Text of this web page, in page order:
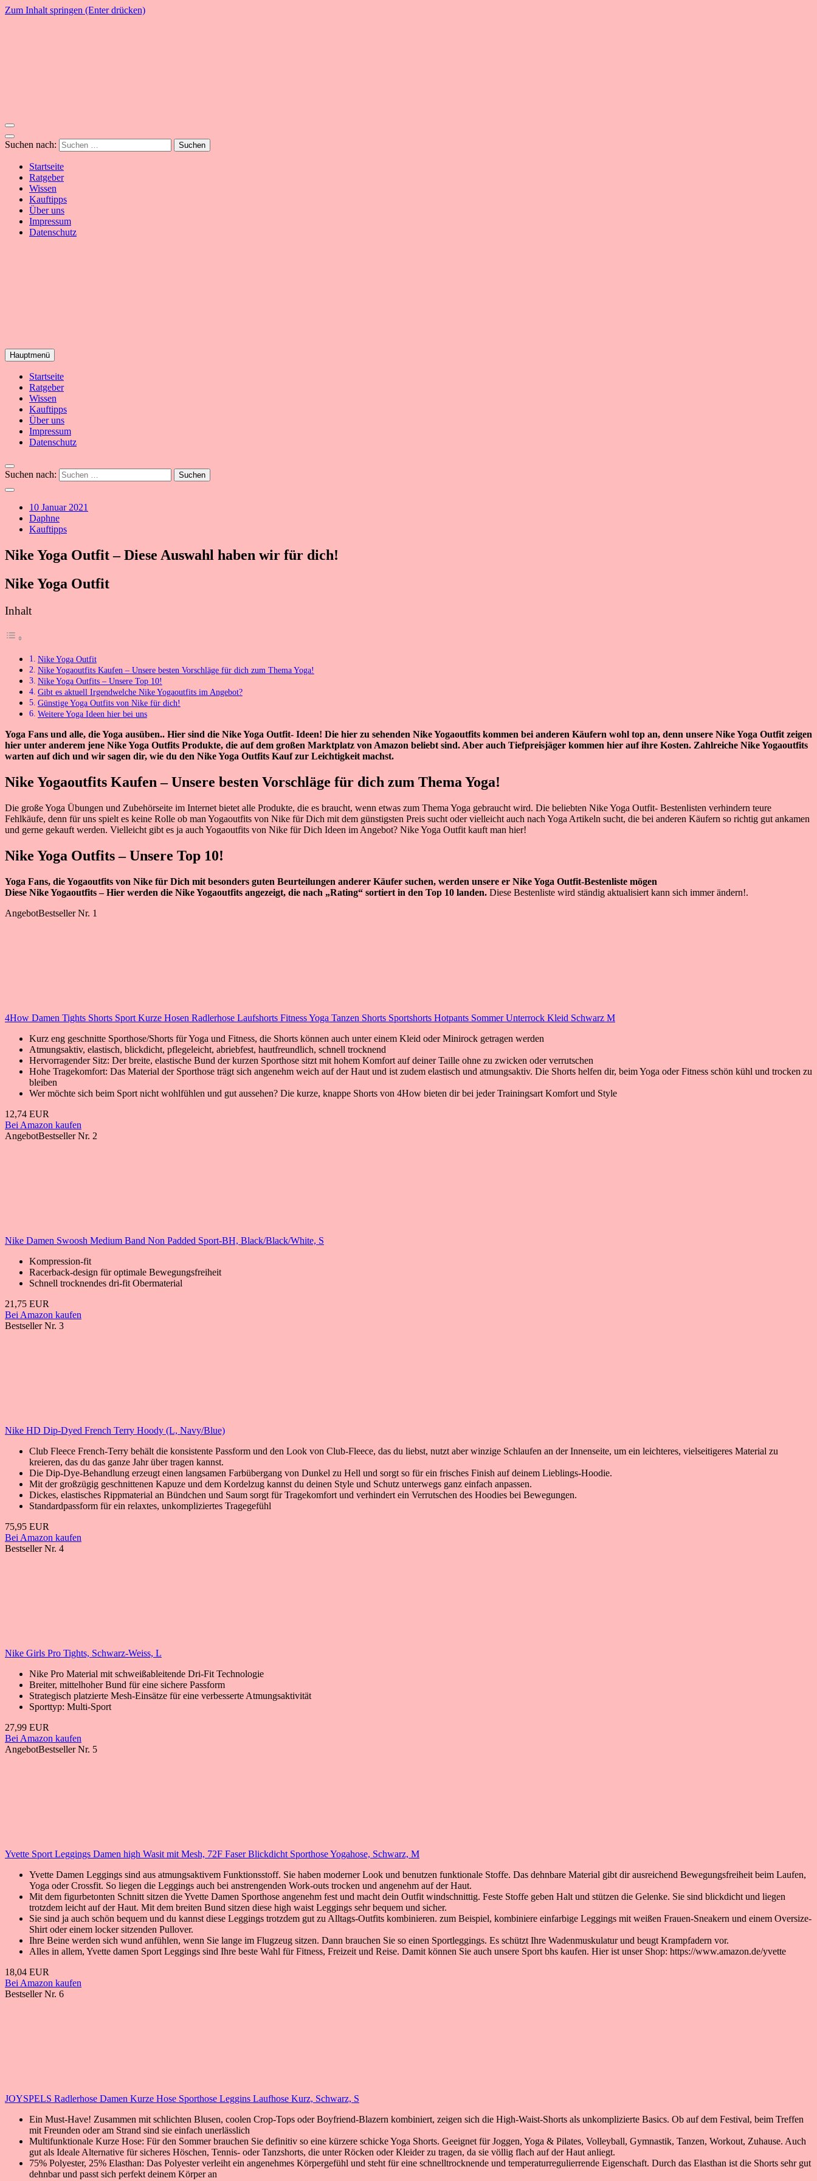
Zum Inhalt springen (Enter drücken)
Suchen nach:
Startseite
Ratgeber
Wissen
Kauftipps
Über uns
Impressum
Datenschutz
YogaSummer
Yoga – Alles dazu!
Hauptmenü
Startseite
Ratgeber
Wissen
Kauftipps
Über uns
Impressum
Datenschutz
Suchen nach:
10 Januar 2021
Daphne
Kauftipps
Nike Yoga Outfit – Diese Auswahl haben wir für dich!
Nike Yoga Outfit
Inhalt
Nike Yoga Outfit
Nike Yogaoutfits Kaufen – Unsere besten Vorschläge für dich zum Thema Yoga!
Nike Yoga Outfits – Unsere Top 10!
Gibt es aktuell Irgendwelche Nike Yogaoutfits im Angebot?
Günstige Yoga Outfits von Nike für dich!
Weitere Yoga Ideen hier bei uns
Yoga Fans und alle, die Yoga ausüben.. Hier sind die Nike Yoga Outfit- Ideen! Die hier zu sehenden Nike Yogaoutfits kommen bei anderen Käufern wohl top an, denn unsere Nike Yoga Outfit zeigen
hier unter anderem jene Nike Yoga Outfits Produkte, die auf dem großen Marktplatz von Amazon beliebt sind. Aber auch Tiefpreisjäger kommen hier auf ihre Kosten. Zahlreiche Nike Yogaoutfits
warten auf dich und wir sagen dir, wie du den Nike Yoga Outfits Kauf zur Leichtigkeit machst.
Nike Yogaoutfits Kaufen – Unsere besten Vorschläge für dich zum Thema Yoga!
Die große Yoga Übungen und Zubehörseite im Internet bietet alle Produkte, die es braucht, wenn etwas zum Thema Yoga gebraucht wird. Die beliebten Nike Yoga Outfit- Bestenlisten verhindern teure
Fehlkäufe, denn für uns spielt es keine Rolle ob man Yogaoutfits von Nike für Dich mit dem günstigsten Preis sucht oder vielleicht auch nach Yoga Artikeln sucht, die bei anderen Käufern so richtig gut ankamen
und gerne gekauft werden. Vielleicht gibt es ja auch Yogaoutfits von Nike für Dich Ideen im Angebot? Nike Yoga Outfit kauft man hier!
Nike Yoga Outfits – Unsere Top 10!
Yoga Fans, die Yogaoutfits von Nike für Dich mit besonders guten Beurteilungen anderer Käufer suchen, werden unsere er Nike Yoga Outfit-Bestenliste mögen
Diese Nike Yogaoutfits – Hier werden die Nike Yogaoutfits angezeigt, die nach „Rating“ sortiert in den Top 10 landen. Diese Bestenliste wird ständig aktualisiert kann sich immer ändern!.
AngebotBestseller Nr. 1
4How Damen Tights Shorts Sport Kurze Hosen Radlerhose Laufshorts Fitness Yoga Tanzen Shorts Sportshorts Hotpants Sommer Unterrock Kleid Schwarz M
Kurz eng geschnitte Sporthose/Shorts für Yoga und Fitness, die Shorts können auch unter einem Kleid oder Minirock getragen werden
Atmungsaktiv, elastisch, blickdicht, pflegeleicht, abriebfest, hautfreundlich, schnell trocknend
Hervorragender Sitz: Der breite, elastische Bund der kurzen Sporthose sitzt mit hohem Komfort auf deiner Taille ohne zu zwicken oder verrutschen
Hohe Tragekomfort: Das Material der Sporthose trägt sich angenehm weich auf der Haut und ist zudem elastisch und atmungsaktiv. Die Shorts helfen dir, beim Yoga oder Fitness schön kühl und trocken zu
bleiben
Wer möchte sich beim Sport nicht wohlfühlen und gut aussehen? Die kurze, knappe Shorts von 4How bieten dir bei jeder Trainingsart Komfort und Style
12,74 EUR
Bei Amazon kaufen
AngebotBestseller Nr. 2
Nike Damen Swoosh Medium Band Non Padded Sport-BH, Black/Black/White, S
Kompression-fit
Racerback-design für optimale Bewegungsfreiheit
Schnell trocknendes dri-fit Obermaterial
21,75 EUR
Bei Amazon kaufen
Bestseller Nr. 3
Nike HD Dip-Dyed French Terry Hoody (L, Navy/Blue)
Club Fleece French-Terry behält die konsistente Passform und den Look von Club-Fleece, das du liebst, nutzt aber winzige Schlaufen an der Innenseite, um ein leichteres, vielseitigeres Material zu
kreieren, das du das ganze Jahr über tragen kannst.
Die Dip-Dye-Behandlung erzeugt einen langsamen Farbübergang von Dunkel zu Hell und sorgt so für ein frisches Finish auf deinem Lieblings-Hoodie.
Mit der großzügig geschnittenen Kapuze und dem Kordelzug kannst du deinen Style und Schutz unterwegs ganz einfach anpassen.
Dickes, elastisches Rippmaterial an Bündchen und Saum sorgt für Tragekomfort und verhindert ein Verrutschen des Hoodies bei Bewegungen.
Standardpassform für ein relaxtes, unkompliziertes Tragegefühl
75,95 EUR
Bei Amazon kaufen
Bestseller Nr. 4
Nike Girls Pro Tights, Schwarz-Weiss, L
Nike Pro Material mit schweißableitende Dri-Fit Technologie
Breiter, mittelhoher Bund für eine sichere Passform
Strategisch platzierte Mesh-Einsätze für eine verbesserte Atmungsaktivität
Sporttyp: Multi-Sport
27,99 EUR
Bei Amazon kaufen
AngebotBestseller Nr. 5
Yvette Sport Leggings Damen high Wasit mit Mesh, 72F Faser Blickdicht Sporthose Yogahose, Schwarz, M
Yvette Damen Leggings sind aus atmungsaktivem Funktionsstoff. Sie haben moderner Look und benutzen funktionale Stoffe. Das dehnbare Material gibt dir ausreichend Bewegungsfreiheit beim Laufen,
Yoga oder Crossfit. So liegen die Leggings auch bei anstrengenden Work-outs trocken und angenehm auf der Haut.
Mit dem figurbetonten Schnitt sitzen die Yvette Damen Sporthose angenehm fest und macht dein Outfit windschnittig. Feste Stoffe geben Halt und stützen die Gelenke. Sie sind blickdicht und liegen
trotzdem leicht auf der Haut. Mit dem breiten Bund sitzen diese high waist Leggings sehr bequem und sicher.
Sie sind ja auch schön bequem und du kannst diese Leggings trotzdem gut zu Alltags-Outfits kombinieren. zum Beispiel, kombiniere einfarbige Leggings mit weißen Frauen-Sneakern und einem Oversize-
Shirt oder einem locker sitzenden Pullover.
Ihre Beine werden sich wund anfühlen, wenn Sie lange im Flugzeug sitzen. Dann brauchen Sie so einen Sportleggings. Es schützt Ihre Wadenmuskulatur und beugt Krampfadern vor.
Alles in allem, Yvette damen Sport Leggings sind Ihre beste Wahl für Fitness, Freizeit und Reise. Damit können Sie auch unsere Sport bhs kaufen. Hier ist unser Shop: https://www.amazon.de/yvette
18,04 EUR
Bei Amazon kaufen
Bestseller Nr. 6
JOYSPELS Radlerhose Damen Kurze Hose Sporthose Leggins Laufhose Kurz, Schwarz, S
Ein Must-Have! Zusammen mit schlichten Blusen, coolen Crop-Tops oder Boyfriend-Blazern kombiniert, zeigen sich die High-Waist-Shorts als unkomplizierte Basics. Ob auf dem Festival, beim Treffen
mit Freunden oder am Strand sind sie einfach unerlässlich
Multifunktionale Kurze Hose: Für den Sommer brauchen Sie definitiv so eine kürzere schicke Yoga Shorts. Geeignet für Joggen, Yoga & Pilates, Volleyball, Gymnastik, Tanzen, Workout, Zuhause. Auch
gut als Ideale Alternative für sicheres Höschen, Tennis- oder Tanzshorts, die unter Röcken oder Kleider zu tragen, da sie völlig flach auf der Haut anliegt.
75% Polyester, 25% Elasthan: Das Polyester verleiht ein angenehmes Körpergefühl und steht für eine schnelltrocknende und temperaturregulierrende Eigenschaft. Durch das Elasthan ist die Shorts sehr gut
dehnbar und passt sich perfekt deinem Körper an